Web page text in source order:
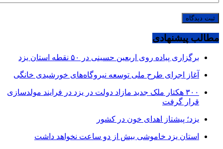
مطالب پیشنهادی
برگزاری پیاده روی اربعین حسینی در ۵۰ نقطه استان یزد
آغاز اجرای طرح ملی توسعه نیروگاه‌های خورشیدی خانگی
۳۰۰ هکتار ملک جدید مازاد دولت در یزد در فرایند مولدسازی
قرار گرفت
یزد؛ پیشتاز اهدای خون در کشور
استان یزد خاموشی بیش از دو ساعت نخواهد داشت